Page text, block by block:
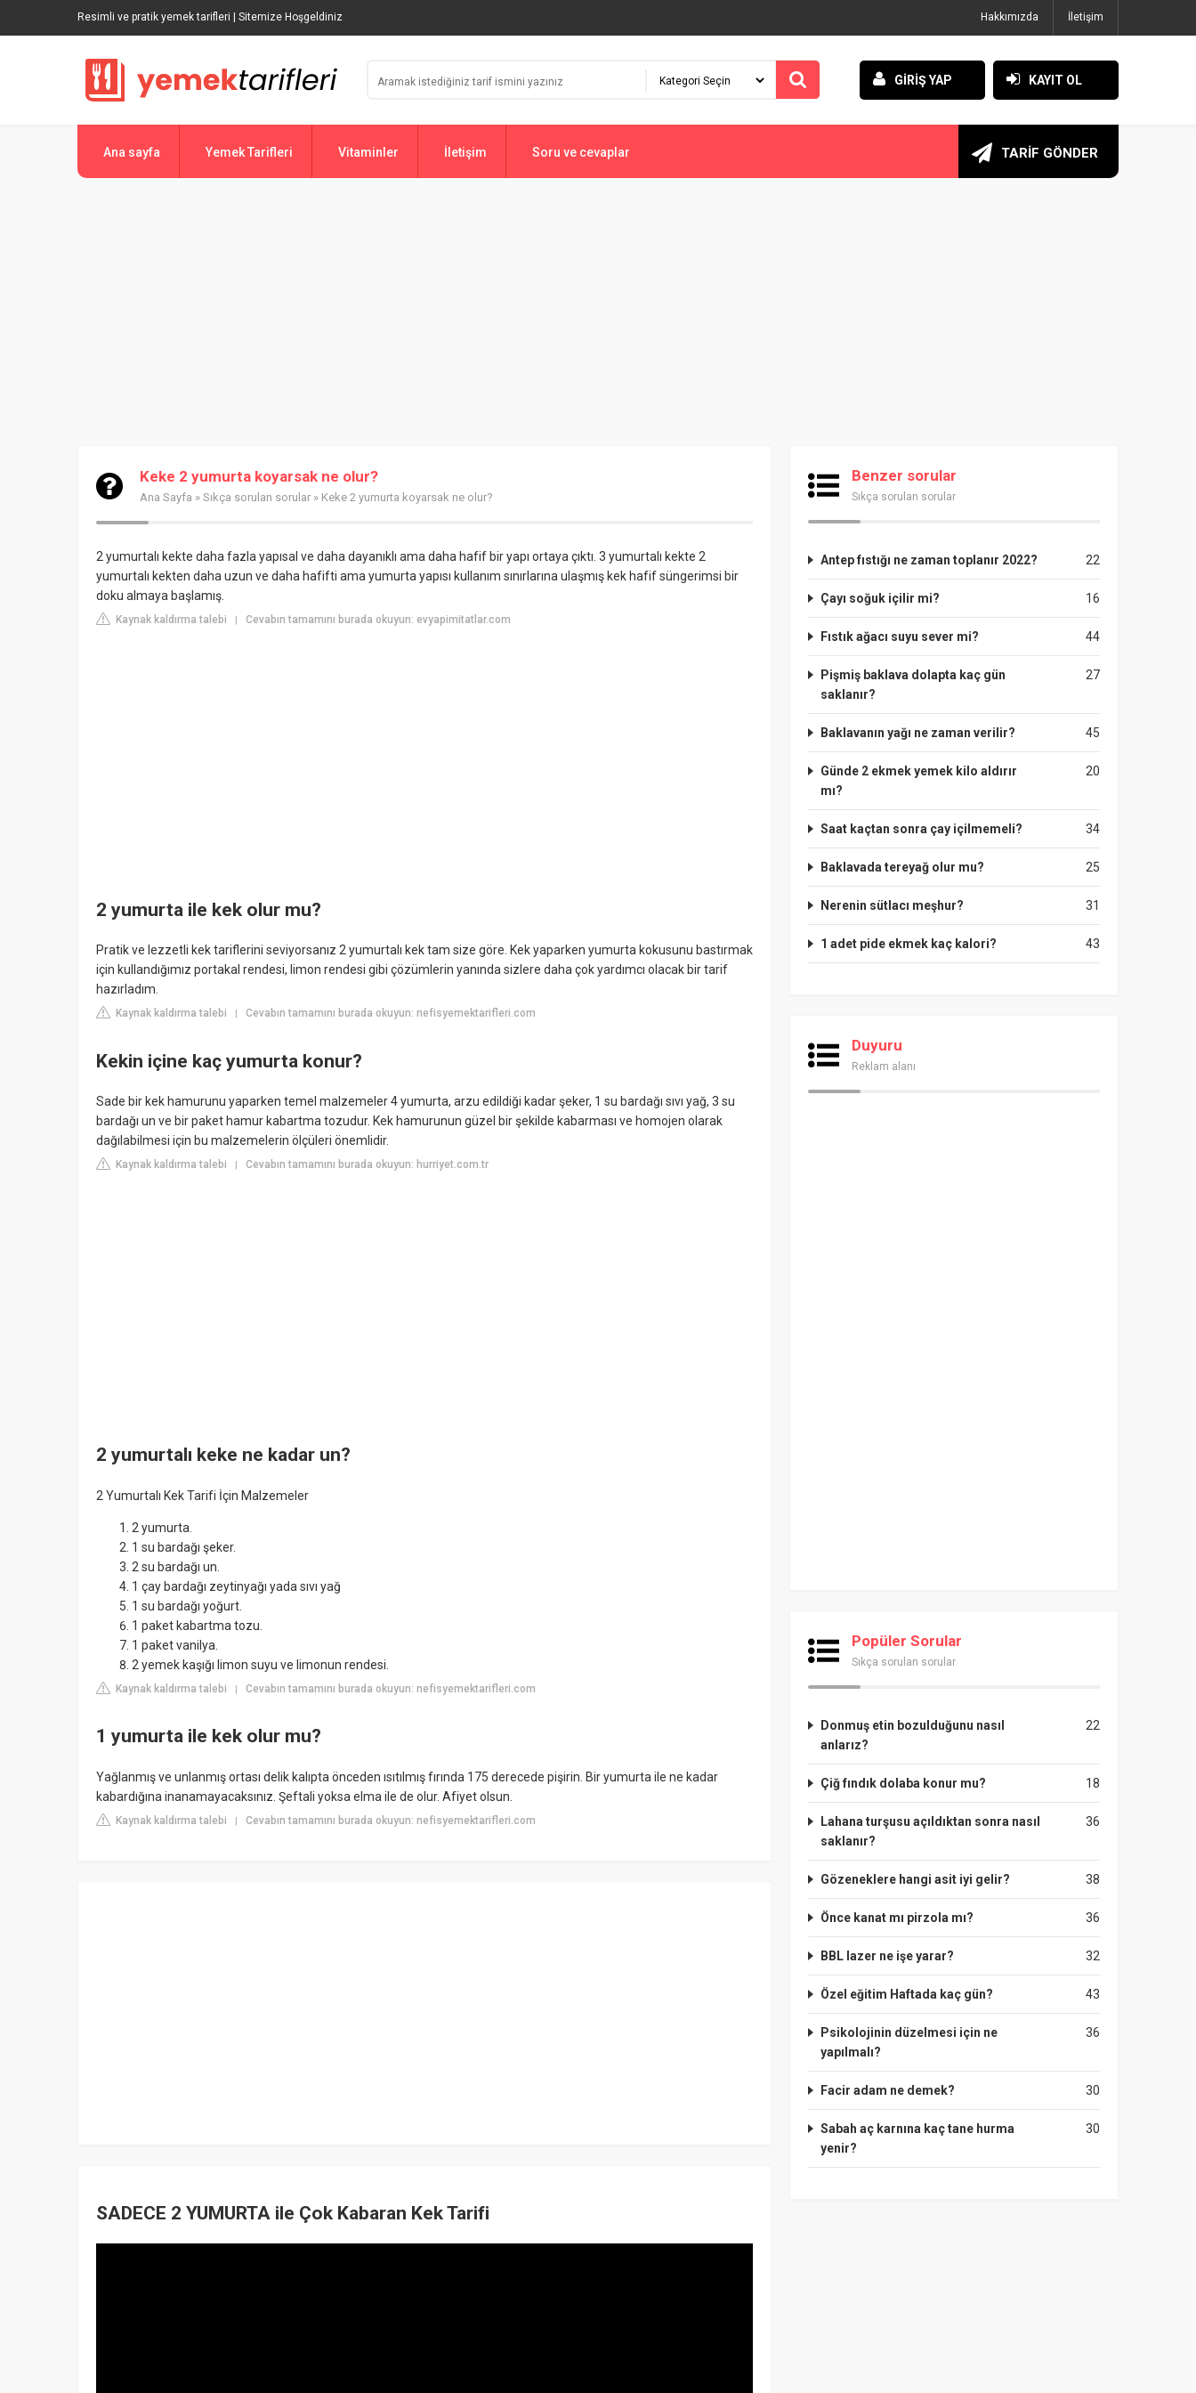
Resimli ve pratik yemek tarifleri | Sitemize Hoşgeldiniz Hakkımızda İletişim
GİRİŞ YAP KAYIT OL
Ana sayfa Yemek Tarifleri Vitaminler İletişim Soru ve cevaplar TARİF GÖNDER
Keke 2 yumurta koyarsak ne olur?
Ana Sayfa » Sıkça sorulan sorular » Keke 2 yumurta koyarsak ne olur?
2 yumurtalı kekte daha fazla yapısal ve daha dayanıklı ama daha hafif bir yapı ortaya çıktı. 3 yumurtalı kekte 2
yumurtalı kekten daha uzun ve daha hafifti ama yumurta yapısı kullanım sınırlarına ulaşmış kek hafif süngerimsi bir
doku almaya başlamış.
Kaynak kaldırma talebi | Cevabın tamamını burada okuyun: evyapimitatlar.com
2 yumurta ile kek olur mu?
Pratik ve lezzetli kek tariflerini seviyorsanız 2 yumurtalı kek tam size göre. Kek yaparken yumurta kokusunu bastırmak
için kullandığımız portakal rendesi, limon rendesi gibi çözümlerin yanında sizlere daha çok yardımcı olacak bir tarif
hazırladım.
Kaynak kaldırma talebi Cevabın tamamını burada okuyun: nefisyemektarifleri.com
Kekin içine kaç yumurta konur?
Sade bir kek hamurunu yaparken temel malzemeler 4 yumurta, arzu edildiği kadar şeker, 1 su bardağı sıvı yağ, 3 su
bardağı un ve bir paket hamur kabartma tozudur. Kek hamurunun güzel bir şekilde kabarması ve homojen olarak
dağılabilmesi için bu malzemelerin ölçüleri önemlidir.
Kaynak kaldırma talebi Cevabın tamamını burada okuyun: hurriyet.com.tr
2 yumurtalı keke ne kadar un?
2 Yumurtalı Kek Tarifi İçin Malzemeler
2 yumurta.
1 su bardağı şeker.
2 su bardağı un.
1 çay bardağı zeytinyağı yada sıvı yağ
1 su bardağı yoğurt.
1 paket kabartma tozu.
1 paket vanilya.
2 yemek kaşığı limon suyu ve limonun rendesi.
Kaynak kaldırma talebi | Cevabın tamamını burada okuyun: nefisyemektarifleri.com
1 yumurta ile kek olur mu?
Yağlanmış ve unlanmış ortası delik kalıpta önceden ısıtılmış fırında 175 derecede pişirin. Bir yumurta ile ne kadar
kabardığına inanamayacaksınız. Şeftali yoksa elma ile de olur. Afiyet olsun.
Kaynak kaldırma talebi | Cevabın tamamını burada okuyun: nefisyemektarifleri.com
SADECE 2 YUMURTA ile Çok Kabaran Kek Tarifi
Benzer sorular
Sıkça sorulan sorular
22
Antep fıstığı ne zaman toplanır 2022?
16
Çayı soğuk içilir mi?
44
Fıstık ağacı suyu sever mi?
27
Pişmiş baklava dolapta kaç gün
saklanır?
45
Baklavanın yağı ne zaman verilir?
20
Günde 2 ekmek yemek kilo aldırır
mı?
34
Saat kaçtan sonra çay içilmemeli?
25
Baklavada tereyağ olur mu?
31
Nerenin sütlacı meşhur?
43
1 adet pide ekmek kaç kalori?
Duyuru
Reklam alanı
Popüler Sorular
Sıkça sorulan sorular
22
Donmuş etin bozulduğunu nasıl
anlarız?
18
Çiğ fındık dolaba konur mu?
36
Lahana turşusu açıldıktan sonra nasıl
saklanır?
38
Gözeneklere hangi asit iyi gelir?
36
Önce kanat mı pirzola mı?
32
BBL lazer ne işe yarar?
43
Özel eğitim Haftada kaç gün?
36
Psikolojinin düzelmesi için ne
yapılmalı?
30
Facir adam ne demek?
30
Sabah aç karnına kaç tane hurma
yenir?